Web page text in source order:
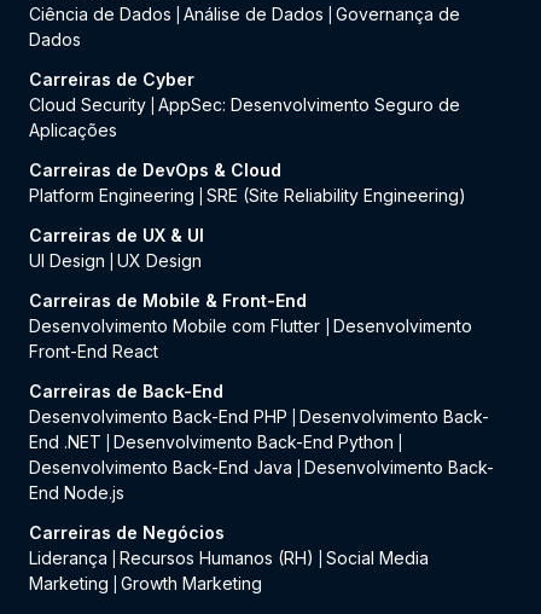
Ciência de Dados
Análise de Dados
Governança de
Dados
Carreiras de Cyber
Cloud Security AppSec: Desenvolvimento Seguro de
Aplicações
Carreiras de DevOps & Cloud
Platform Engineering
SRE (Site Reliability Engineering)
Carreiras de UX & UI
UI Design
UX Design
Carreiras de Mobile & Front-End
Desenvolvimento Mobile com Flutter
Desenvolvimento
Front-End React
Carreiras de Back-End
Desenvolvimento Back-End PHP
Desenvolvimento Back-
End .NET
Desenvolvimento Back-End Python
Desenvolvimento Back-End Java
Desenvolvimento Back-
End Node.js
Carreiras de Negócios
Liderança
Recursos Humanos (RH)
Social Media
Marketing
Growth Marketing